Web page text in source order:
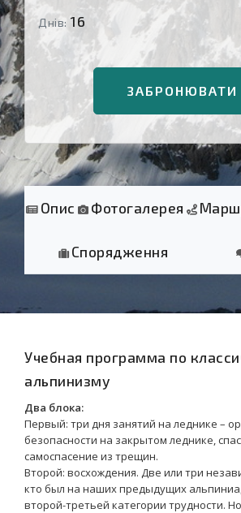
Днів: 16
ЗАБРОНЮВАТИ
Опис Фотогалерея
Спорядження
Учебная программа по
альпинизму
Два блока:
Первый: три дня занятий на леднике –
безопасности на закрытом леднике,
самоспасение из трещин.
Второй: восхождения. Две или три
кто был на наших предыдущих
второй-третьей категории трудности.